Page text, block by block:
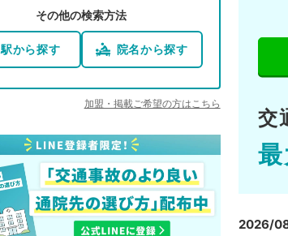
その他の検索方法
駅から探す 院名から探す
加盟・掲載ご希望の方はこちら
交
2026/